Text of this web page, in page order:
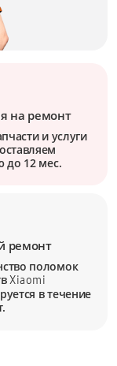
на ремонт
и услуги
до 12 мес.
ремонт
поломок
Xiaomi
в течение